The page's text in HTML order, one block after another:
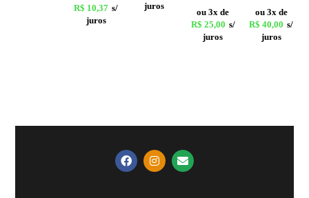
R$ 10,37 s/
juros
juros
ou 3x de
R$ 25,00 s/
juros
ou 3x de
R$ 40,00 s/
juros